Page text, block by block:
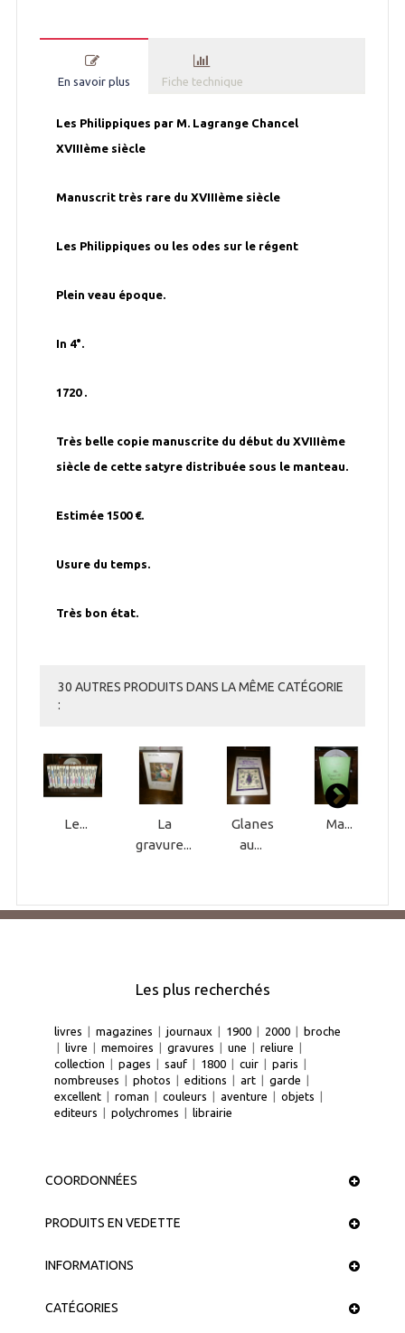
En savoir plus Fiche technique
Les Philippiques par M. Lagrange Chancel
XVIIIème siècle
Manuscrit très rare du XVIIIème siècle
Les Philippiques ou les odes sur le régent
Plein veau époque.
In 4°.
1720 .
Très belle copie manuscrite du début du XVIIIème
siècle de cette satyre distribuée sous le manteau.
Estimée 1500 €.
Usure du temps.
Très bon état.
30 AUTRES PRODUITS DANS LA MÊME CATÉGORIE
:
Le...
La
gravure...
Glanes
au...
Ma...
Les plus recherchés
livres magazines journaux 1900 2000
broche
livre memoires gravures une reliure
collection
pages sauf 1800 cuir paris
nombreuses
photos editions art garde
excellent
roman couleurs aventure objets
editeurs
polychromes librairie
COORDONNÉES
PRODUITS EN VEDETTE
INFORMATIONS
CATÉGORIES